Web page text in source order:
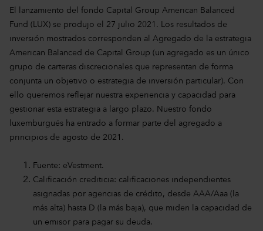
El lanzamiento del fondo Capital Group American Balanced
Fund (LUX) se produjo el 27 julio 2021. Los resultados de
inversión mostrados corresponden al Agregado de la estrategia
American Balanced de Capital Group (un agregado es un único
grupo de carteras discrecionales que representan de forma
conjunta un objetivo o estrategia de inversión particular). Con
ello queremos reflejar nuestra experiencia y capacidad para
gestionar esta estrategia a largo plazo. Nuestro fondo
luxemburgués ha entrado a formar parte del agregado a
principios de agosto de 2021.
Fuente: eVestment.
Calificación crediticia: calificaciones independientes
asignadas por agencias de crédito, desde AAA/Aaa (la
más alta) hasta D (la más baja), que miden la capacidad de
un emisor para pagar su deuda.